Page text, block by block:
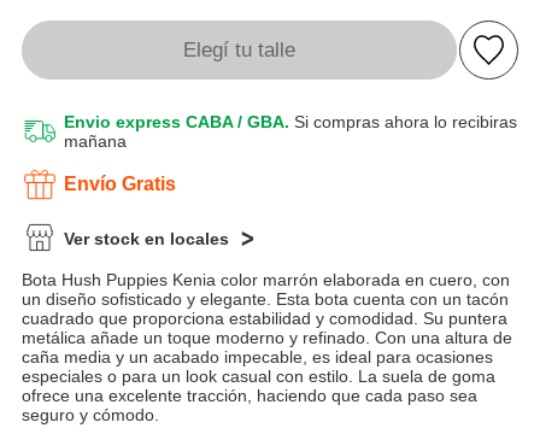
Elegí tu talle
Envio express CABA / GBA. Si compras ahora lo recibiras
mañana
Envío Gratis
Ver stock en locales
Bota Hush Puppies Kenia color marrón elaborada en cuero, con
un diseño sofisticado y elegante. Esta bota cuenta con un tacón
cuadrado que proporciona estabilidad y comodidad. Su puntera
metálica añade un toque moderno y refinado. Con una altura de
caña media y un acabado impecable, es ideal para ocasiones
especiales o para un look casual con estilo. La suela de goma
ofrece una excelente tracción, haciendo que cada paso sea
seguro y cómodo.